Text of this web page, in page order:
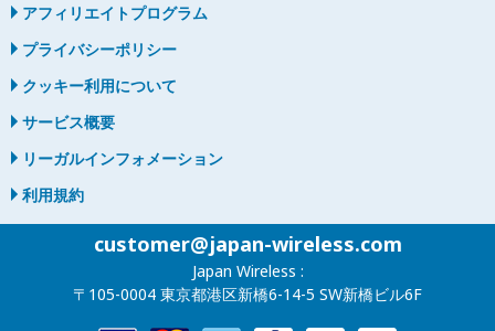
アフィリエイトプログラム
プライバシーポリシー
クッキー利用について
サービス概要
リーガルインフォメーション
利用規約
customer@japan-wireless.com
Japan Wireless :
〒105-0004 東京都港区新橋6-14-5 SW新橋ビル6F